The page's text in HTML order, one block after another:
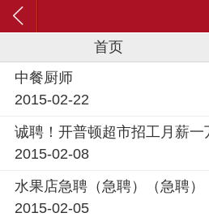
首页
中餐厨师
2015-02-22
诚聘！开普顿超市招工月薪一
2015-02-08
水果店急聘（急聘）（急聘）
2015-02-05